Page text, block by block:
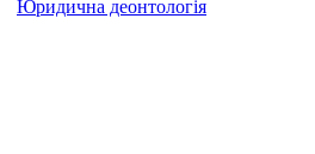
Юридична деонтологія